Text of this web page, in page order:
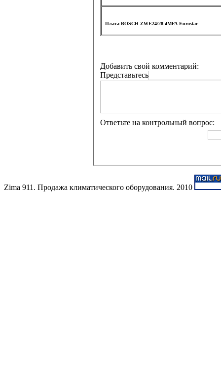
Плата BOSCH ZWE24/28-4MFA Eurostar
Добавить свой комментарий:
Представьтесь
Ответьте на контрольный вопрос:
Zima 911. Продажа климатического оборудования. 2010